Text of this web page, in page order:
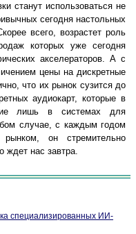
станут использоваться не
сегодня настольных
всего, возрастет роль
которых уже сегодня
акселераторов. А с
цены на дискретные
что их рынок сузится до
аудиокарт, которые в
лишь в системах для
случае, с каждым годом
он стремительно
ждет нас завтра.
специализированных ИИ-